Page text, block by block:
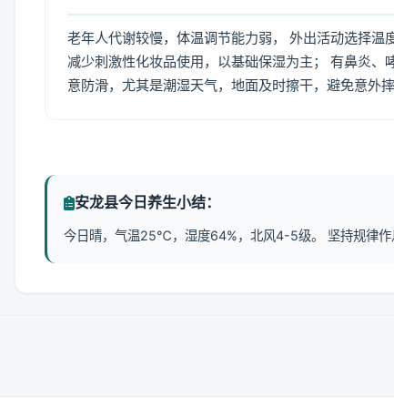
老年人代谢较慢，体温调节能力弱， 外出活动选择
减少刺激性化妆品使用，以基础保湿为主； 有鼻炎
意防滑，尤其是潮湿天气，地面及时擦干，避免意外摔
安龙县今日养生小结：
今日晴，气温25℃，湿度64%，北风4-5级。 坚持规律作